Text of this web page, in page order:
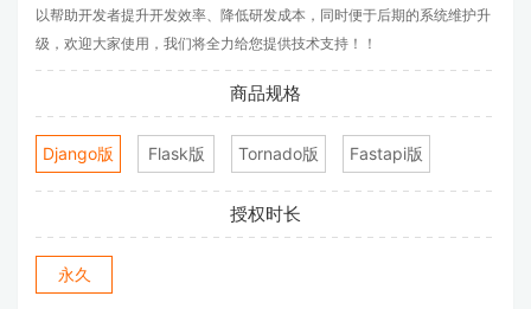
以帮助开发者提升开发效率、降低研发成本，同时便于后期的系统维护升
级，欢迎大家使用，我们将全力给您提供技术支持！！
商品规格
Django版 Flask版 Tornado版 Fastapi版
授权时长
永久